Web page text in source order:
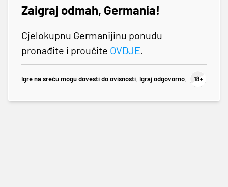
Zaigraj odmah, Germania!
Cjelokupnu Germanijinu ponudu
pronađite i proučite OVDJE.
Igre na sreću mogu dovesti do ovisnosti. Igraj odgovorno.